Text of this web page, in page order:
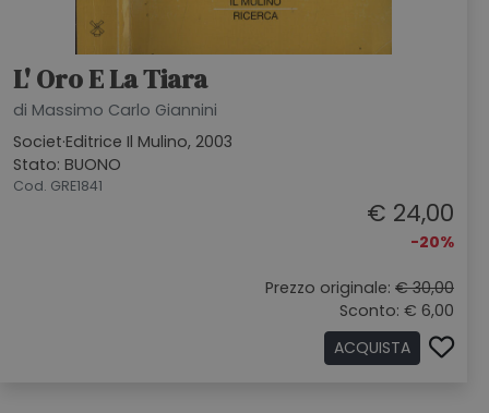
L' Oro E La Tiara
di Massimo Carlo Giannini
Societ·Editrice Il Mulino, 2003
Stato: BUONO
Cod. GRE1841
€ 24,00
-20%
Prezzo originale: € 30,00
Sconto: € 6,00
ACQUISTA